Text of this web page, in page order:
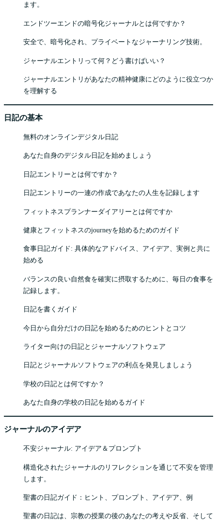
ます。
エンドツーエンドの暗号化ジャーナルとは何ですか？
安全で、暗号化され、プライベートなジャーナリング技術。
ジャーナルエントリって何？どう書けばいい？
ジャーナルエントリがあなたの精神健康にどのように役立つか
を理解する
日記の基本
無料のオンラインデジタル日記
あなた自身のデジタル日記を始めましょう
日記エントリーとは何ですか？
日記エントリーの一連の作成であなたの人生を記録します
フィットネスプランナーダイアリーとは何ですか
健康とフィットネスのjourneyを始めるためのガイド
食事日記ガイド: 具体的なアドバイス、アイデア、実例と共に
始める
バランスの良い自然食を確実に摂取するために、毎日の食事を
記録します。
日記を書くガイド
今日から自分だけの日記を始めるためのヒントとコツ
ライター向けの日記とジャーナルソフトウェア
日記とジャーナルソフトウェアの利点を発見しましょう
学校の日記とは何ですか？
あなた自身の学校の日記を始めるガイド
ジャーナルのアイデア
不安ジャーナル: アイデア＆プロンプト
構造化されたジャーナルのリフレクションを通じて不安を管理
します。
聖書の日記ガイド：ヒント、プロンプト、アイデア、例
聖書の日記は、宗教の授業の後のあなたの考えや反省、そして